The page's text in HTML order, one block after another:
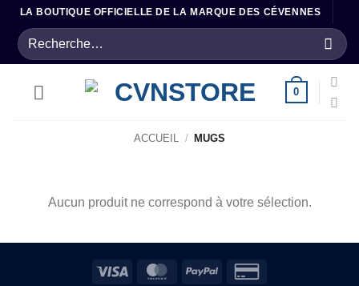
Passer
contenu
LA BOUTIQUE OFFICIELLE DE LA MARQUE DES CÉVENNES
Recherche
pour :
0
ACCUEIL / MUGS
Aucun produit ne correspond à votre sélection.
Visa MasterCardPayPal